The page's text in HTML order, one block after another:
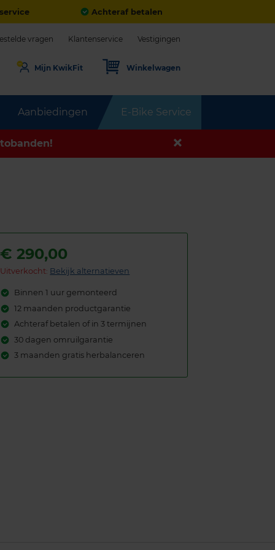
Achteraf betalen
Aanbiedingen E-Bike Service
vragen Klantenservice Vestigingen
Mijn KwikFit Winkelwagen
€290,00
Uitverkocht: Bekijk alternatieven
Binnen 1 uur gemonteerd
12 maanden productgarantie
Achteraf betalen of in 3 termijnen
30 dagen omruilgarantie
3 maanden gratis herbalanceren